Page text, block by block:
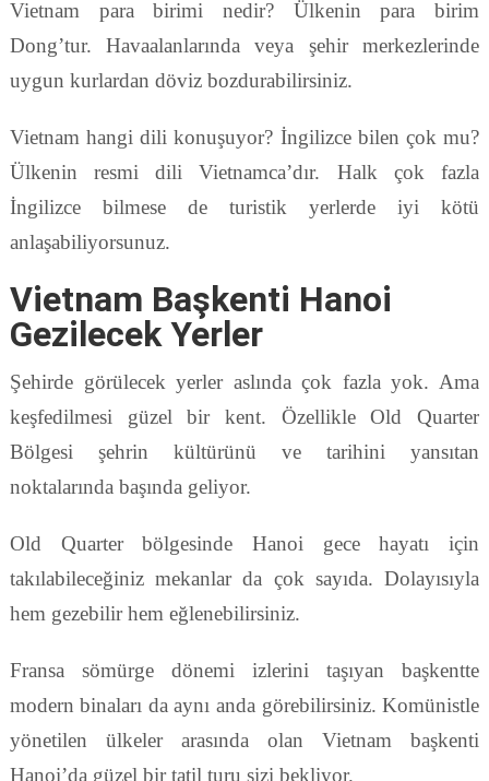
Vietnam para birimi nedir? Ülkenin para birim
Dong’tur. Havaalanlarında veya şehir merkezlerinde
uygun kurlardan döviz bozdurabilirsiniz.
Vietnam hangi dili konuşuyor? İngilizce bilen çok mu?
Ülkenin resmi dili Vietnamca’dır. Halk çok fazla
İngilizce bilmese de turistik yerlerde iyi kötü
anlaşabiliyorsunuz.
Vietnam Başkenti Hanoi
Gezilecek Yerler
Şehirde görülecek yerler aslında çok fazla yok. Ama
keşfedilmesi güzel bir kent. Özellikle Old Quarter
Bölgesi şehrin kültürünü ve tarihini yansıtan
noktalarında başında geliyor.
Old Quarter bölgesinde Hanoi gece hayatı için
takılabileceğiniz mekanlar da çok sayıda. Dolayısıyla
hem gezebilir hem eğlenebilirsiniz.
Fransa sömürge dönemi izlerini taşıyan başkentte
modern binaları da aynı anda görebilirsiniz. Komünistle
yönetilen ülkeler arasında olan Vietnam başkenti
Hanoi’da güzel bir tatil turu sizi bekliyor.